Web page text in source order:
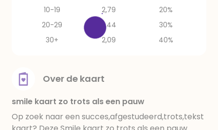
10-19
2,79
20%
20-29
2,44
30%
30+
2,09 40%
Over de kaart
smile kaart zo trots als een pauw
Op zoek naar een succes,afgestudeerd,trots,tekst